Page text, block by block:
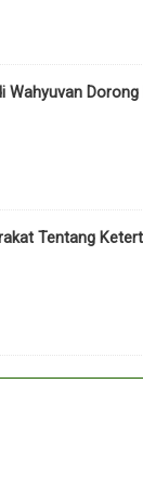
Wahyuvan
Tentang